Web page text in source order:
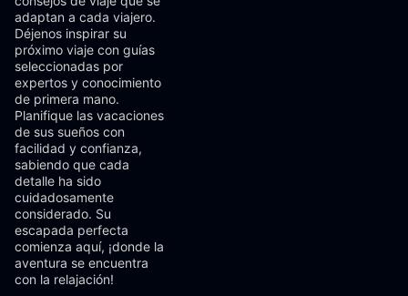
adaptan a cada viajero.
Déjenos inspirar su
próximo viaje con guías
seleccionadas por
expertos y conocimiento
de primera mano.
Planifique las vacaciones
de sus sueños con
facilidad y confianza,
sabiendo que cada
detalle ha sido
cuidadosamente
considerado. Su
escapada perfecta
comienza aquí, ¡donde la
aventura se encuentra
con la relajación!